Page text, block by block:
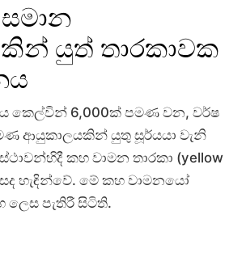
යුත් තාරකාවක
කෙල්වින් 6,000ක් පමණ වන, වර්ෂ
ආයුකාලයකින් යුතු සූර්යයා වැනි
කහ වාමන තාරකා (yellow
හැඳින්වේ. මේ කහ වාමනයෝ
ලෙස පැතිරී සිටිති.